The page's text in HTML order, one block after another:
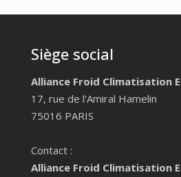
Siège social
Alliance Froid Climatisation
17, rue de l'Amiral Hamelin
75016 PARIS
Contact :
Alliance Froid Climatisation